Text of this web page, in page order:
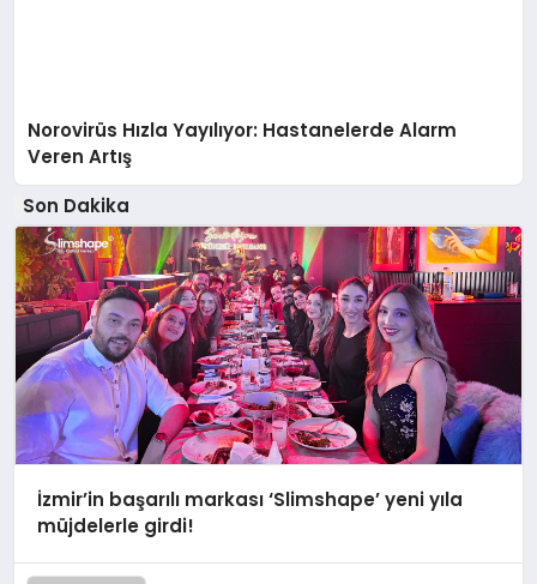
Norovirüs Hızla Yayılıyor: Hastanelerde Alarm
Veren Artış
Son Dakika
İzmir’in başarılı markası ‘Slimshape’ yeni yıla
müjdelerle girdi!